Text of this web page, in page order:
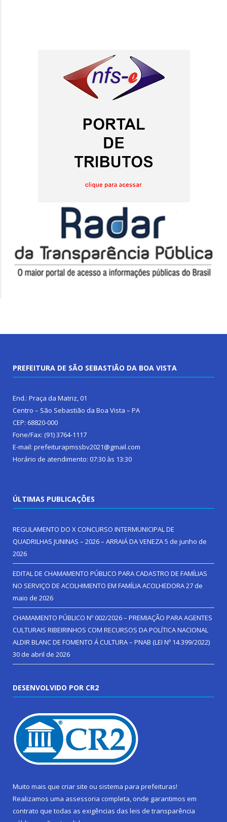
PREFEITURA DE SÃO SEBASTIÃO DA BOA VISTA
End.: Praça da Matriz, 01
Centro – São Sebastião da Boa Vista – PA
CEP: 68820-000
Fone/Fax: (91) 3764-1117
E-mail: prefeiturapmssbv2021@gmail.com
Horário de atendimento: 07:30 às 13:30
ÚLTIMAS PUBLICAÇÕES
REGULAMENTO DO X CONCURSO INTERMUNICIPAL DE
QUADRILHAS JUNINAS – 2026 – ARRAIÁ DA VENEZA5 de junho de
2026
EDITAL DE CHAMAMENTO PÚBLICO PARA CADASTRO DE FAMÍLIAS
NO SERVIÇO DE ACOLHIMENTO EM FAMÍLIA ACOLHEDORA27 de
maio de 2026
CHAMAMENTO PÚBLICO Nº 002/2026 – PREMIAÇÃO PARA AGENTES
CULTURAIS RIBEIRINHOS COM RECURSOS DA POLÍTICA NACIONAL
ALDIR BLANC DE FOMENTO Á CULTURA – PNAB (LEI Nº 14.399/2022)
30 de abril de 2026
DESENVOLVIDO POR CR2
Muito mais que criar site ou sistema para prefeituras!
Realizamos uma assessoria completa, onde garantimos em
contrato que todas as exigências das leis de transparência